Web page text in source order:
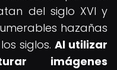
del siglo XVI y
hazañas
siglos. Al utilizar
imágenes